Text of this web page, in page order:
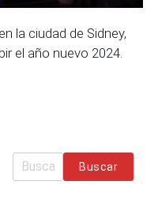
la ciudad de Sidney,
el año nuevo 2024.
Buscar